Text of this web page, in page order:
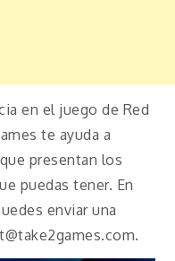
en el juego de Red
te ayuda a
presentan los
puedas tener. En
enviar una